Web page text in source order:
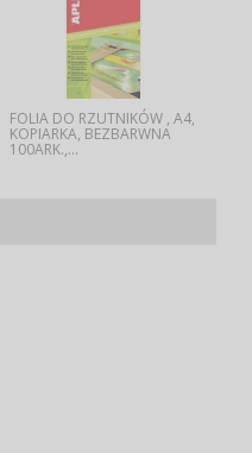
FOLIA DO RZUTNIKÓW , A4,
KOPIARKA, BEZBARWNA
100ARK.,...